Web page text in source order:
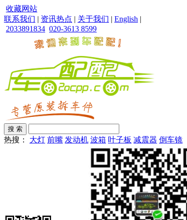
收藏网站
联系我们 | 资讯热点 | 关于我们 | English |
2033891834 020-3613 8599
热搜： 大灯 前嘴 发动机 波箱 叶子板 减震器 倒车镜